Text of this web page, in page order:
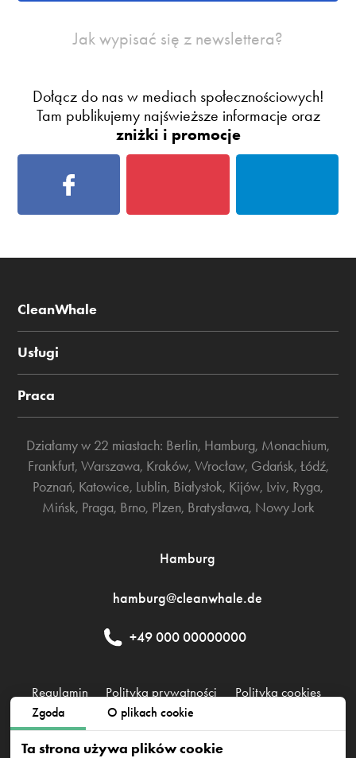
Zgoda O plikach cookie
Ta strona używa plików cookie
Jak wypisać się z newslettera?
Dołącz do nas w mediach społecznościowych!
Tam publikujemy najświeższe informacje oraz
zniżki i promocje
CleanWhale
Usługi
Praca
Działamy w 22 miastach: Berlin, Hamburg, Monachium,
Frankfurt, Warszawa, Kraków, Wrocław, Gdańsk, Łódź,
Poznań, Katowice, Lublin, Białystok, Kijów, Lviv, Ryga,
Mińsk, Praga, Brno, Plzen, Bratysława, Nowy Jork
Hamburg
hamburg@cleanwhale.de
+49 000 00000000
Regulamin Polityka prywatności Polityka cookies
CleanWhale GmbH, HRB 240046 B, DE353460818